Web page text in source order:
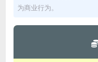
为商业行为。